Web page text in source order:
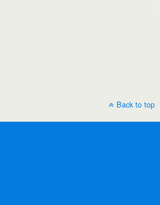
Back to top